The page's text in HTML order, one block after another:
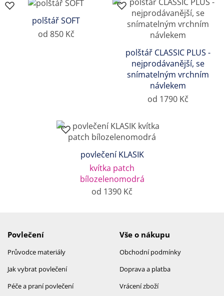
polštář SOFT
od 850 Kč
polštář CLASSIC PLUS -
nejprodávanější, se
snímatelným vrchním
návlekem
od 1790 Kč
povlečení KLASIK
kvítka patch
bílozelenomodrá
od 1390 Kč
Povlečení
Průvodce materiály
Jak vybrat povlečení
Péče a praní povlečení
Vše o nákupu
Obchodní podmínky
Doprava a platba
Vrácení zboží